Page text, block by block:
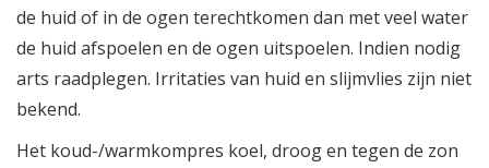
de huid of in de ogen terechtkomen dan met veel water
de huid afspoelen en de ogen uitspoelen. Indien nodig
arts raadplegen. Irritaties van huid en slijmvlies zijn niet
bekend.
Het koud-/warmkompres koel, droog en tegen de zon